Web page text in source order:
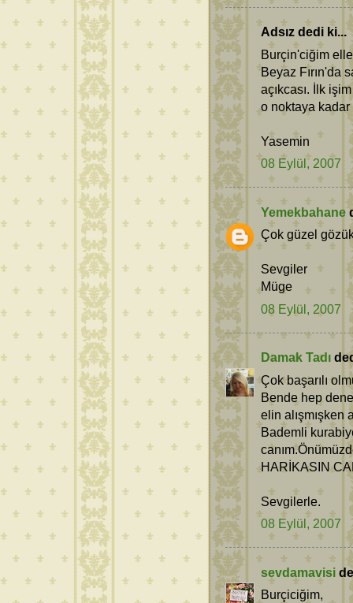
Adsız dedi ki...
Burçin'ciğim
Beyaz Fırın'da
açıkcası. İlk
o noktaya
Yasemin
08 Eylül, 2007
Yemekbahane
Çok güzel
Sevgiler
Müge
08 Eylül, 2007
Damak Tadı
Çok başarılı
Bende hep
elin alışmışken
Bademli
HARİKASIN
Sevgilerle.
08 Eylül, 2007
sevdamavisi
Burçiciğim,